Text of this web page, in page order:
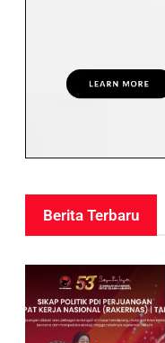
Berita Terbaru